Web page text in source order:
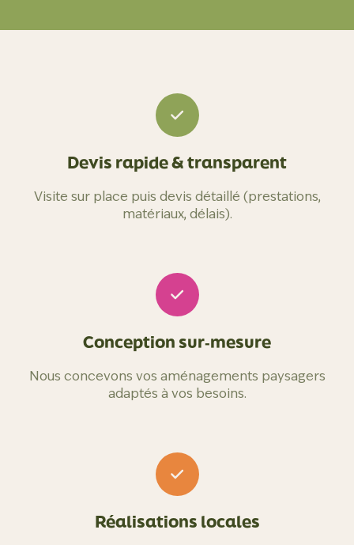
Devis rapide & transparent
Visite sur place puis devis détaillé (prestations,
matériaux, délais).
Conception sur‑mesure
Nous concevons vos aménagements paysagers
adaptés à vos besoins.
Réalisations locales